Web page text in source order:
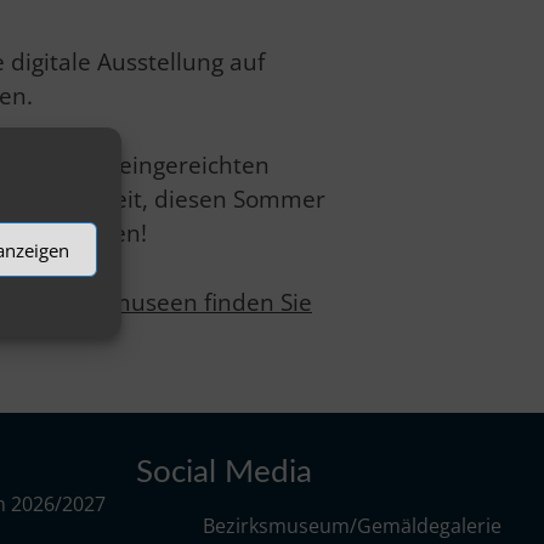
Ausstellung auf
eingereichten
diesen Sommer
besuchen!
Partnermuseen finden Sie
2026/2027
Social Media
Bezirksmuseum/Gemäldegalerie